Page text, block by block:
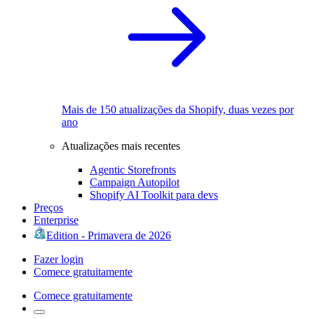
Mais de 150 atualizações da Shopify, duas vezes por
ano
Atualizações mais recentes
Agentic Storefronts
Campaign Autopilot
Shopify AI Toolkit para devs
Preços
Enterprise
Edition - Primavera de 2026
Fazer login
Comece gratuitamente
Comece gratuitamente